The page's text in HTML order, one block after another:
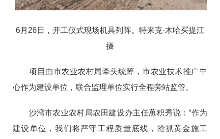
6月26日，开工仪式现场机具列阵。特来克·木哈买提江
摄
项目由市农业农村局牵头统筹，市农业技术推广中
心作为建设单位，联合监理单位实行全程旁站监管。
沙湾市农业农村局农田建设办主任葸积秀说：“作为
建设单位，我们将严守工程质量底线，抢抓黄金施工